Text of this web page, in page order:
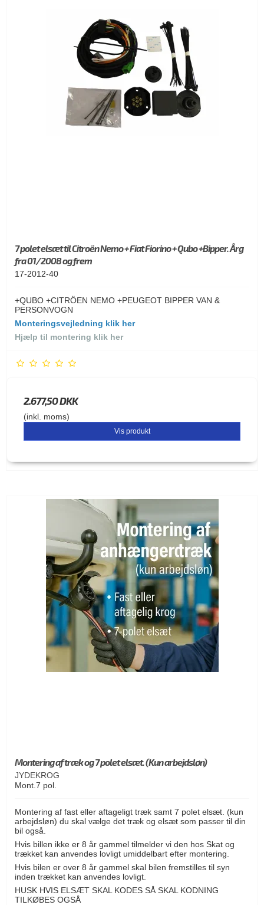
7 polet elsæt til Citroën Nemo + Fiat Fiorino + Qubo +Bipper. Årg
fra 01/2008 og frem
17-2012-40
+QUBO +CITRÖEN NEMO +PEUGEOT BIPPER VAN &
PERSONVOGN
Monteringsvejledning klik her
Hjælp til montering klik her
2.677,50 DKK
(inkl. moms)
Vis produkt
Montering af træk og 7 polet elsæt. (Kun arbejdsløn)
JYDEKROG
Mont.7 pol.
Montering af fast eller aftageligt træk samt 7 polet elsæt. (kun
arbejdsløn) du skal vælge det træk og elsæt som passer til din
bil også.
Hvis billen ikke er 8 år gammel tilmelder vi den hos Skat og
trækket kan anvendes lovligt umiddelbart efter montering.
Hvis bilen er over 8 år gammel skal bilen fremstilles til syn
inden trækket kan anvendes lovligt.
HUSK HVIS ELSÆT SKAL KODES SÅ SKAL KODNING
TILKØBES OGSÅ